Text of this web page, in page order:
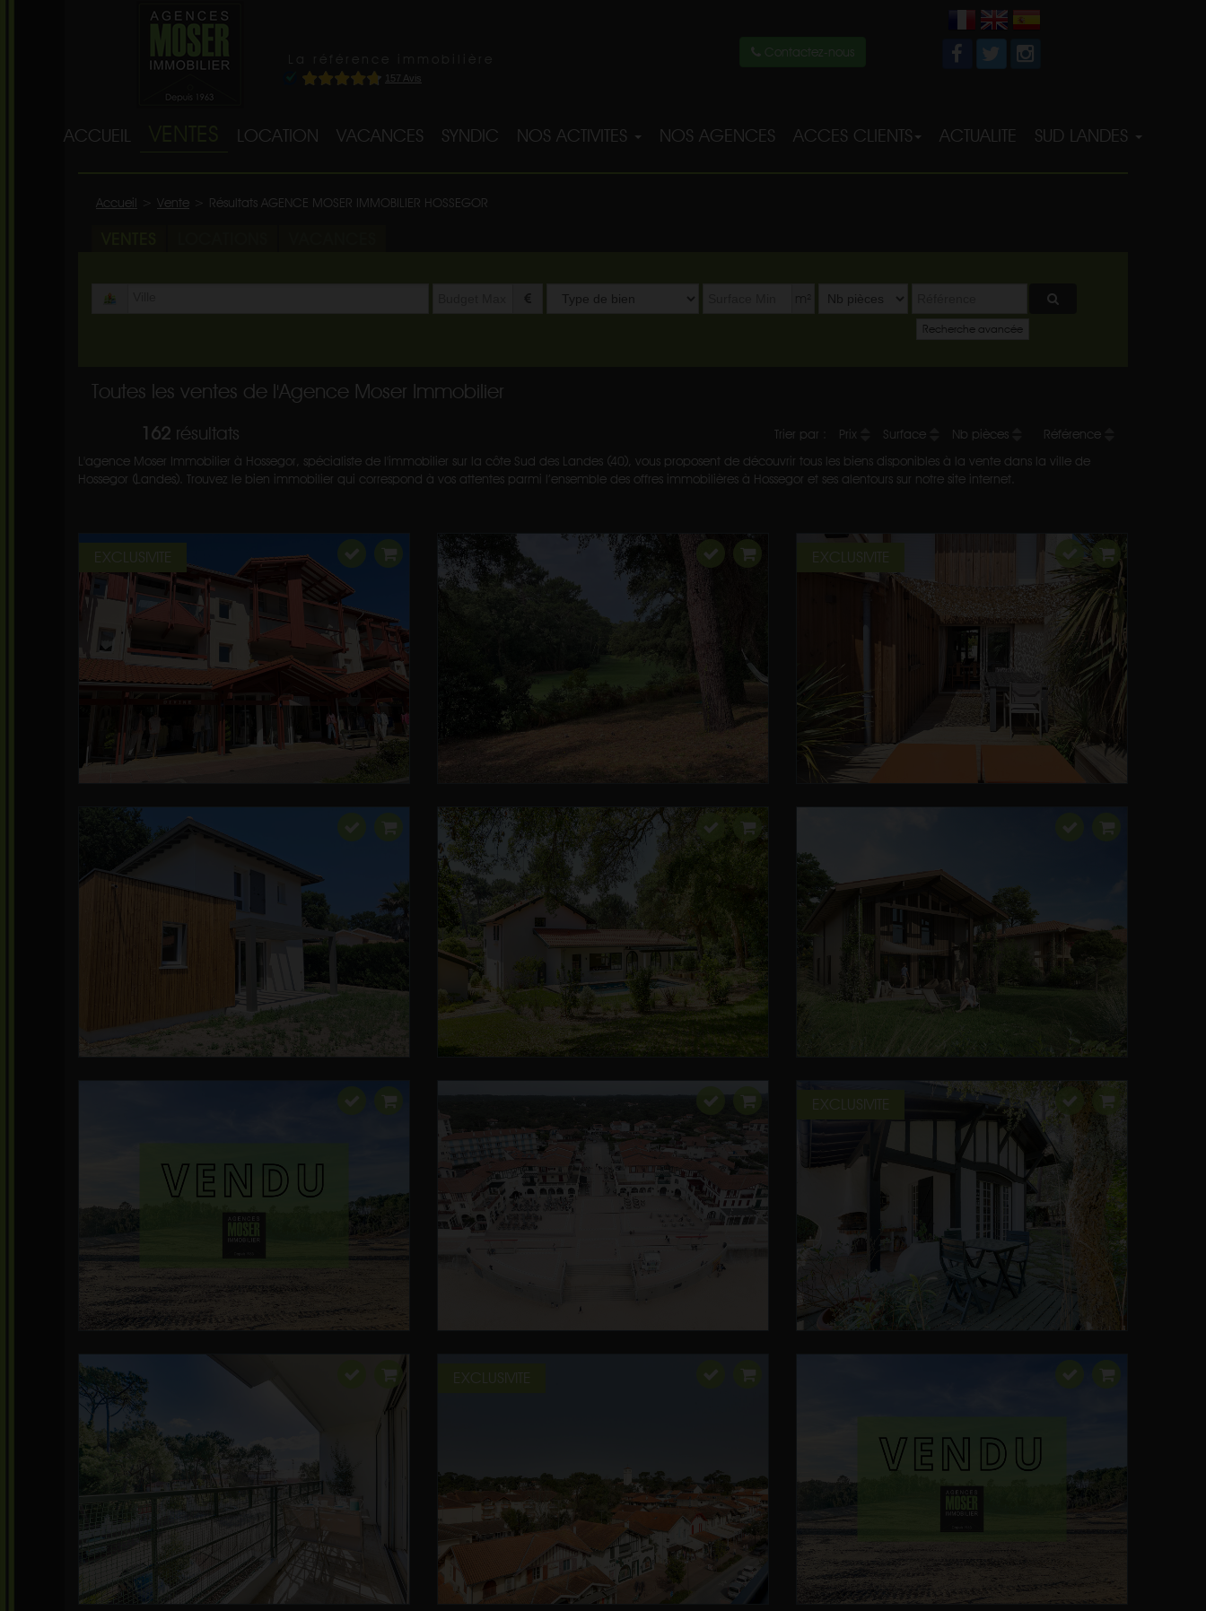
Contactez-nous
ACCUEIL LOCATION VACANCES SYNDIC NOS ACTIVITES NOS AGENCES ACCES CLIENTS ACTUALITE SUD LANDES
Accueil Vente Résultats AGENCE MOSER IMMOBILIER HOSSEGOR
Type
Recherche avancée
Toutes les ventes de l'Agence Moser Immobilier
162 résultats Trier par : Prix Surface Nb pièces
Référence
L'agence Moser Immobilier à Hossegor, spécialiste de l'immobilier sur la côte Sud des Landes (40), vous proposent de découvrir tous les biens disponibles à la vente dans la ville de
Hossegor (Landes). Trouvez le bien immobilier qui correspond à vos attentes parmi l’ensemble des offres immobilières à Hossegor et ses alentours sur notre site internet.
EXCLUSIVITE EXCLUSIVITE
EXCLUSIVITE
EXCLUSIVITE